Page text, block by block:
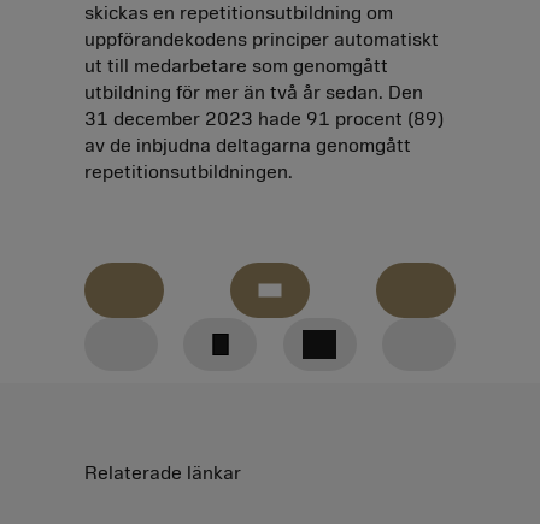
skickas en repetitionsutbildning om
uppförandekodens principer automatiskt
ut till medarbetare som genomgått
utbildning för mer än två år sedan. Den
31 december 2023 hade 91 procent (89)
av de inbjudna deltagarna genomgått
repetitionsutbildningen.
Tillbaka
NedladdningarJämfört
föregående
GRI
Relaterade länkar